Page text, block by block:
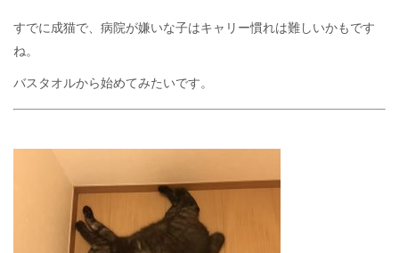
すでに成猫で、病院が嫌いな子はキャリー慣れは難しいかもです
ね。
バスタオルから始めてみたいです。